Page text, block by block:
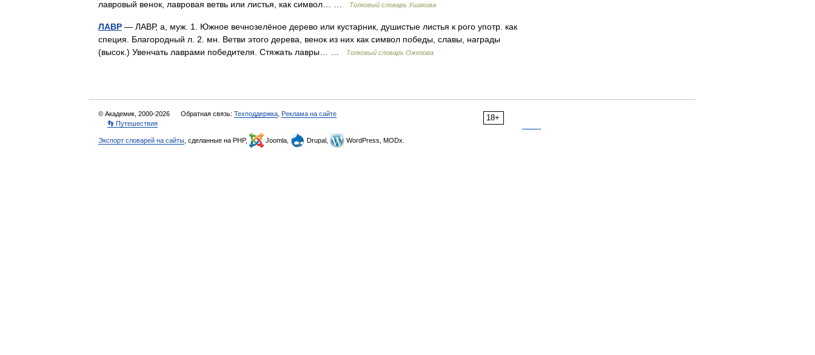
лавровый венок, лавровая ветвь или листья, как символ… …
Толковый словарь Ушакова
ЛАВР — ЛАВР, а, муж. 1. Южное вечнозелёное дерево или кустарник, душистые листья к рого употр. как
специя. Благородный л. 2. мн. Ветви этого дерева, венок из них как символ победы, славы, награды
(высок.) Увенчать лаврами победителя. Стяжать лавры… …
Толковый словарь Ожегова
18+
© Академик, 2000-2026 Обратная связь: Техподдержка Реклама на сайте
👣 Путешествия
Экспорт словарей на сайты , сделанные на PHP, Joomla, Drupal, WordPress, MODx.